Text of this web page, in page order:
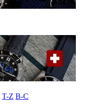
T-Z В-С